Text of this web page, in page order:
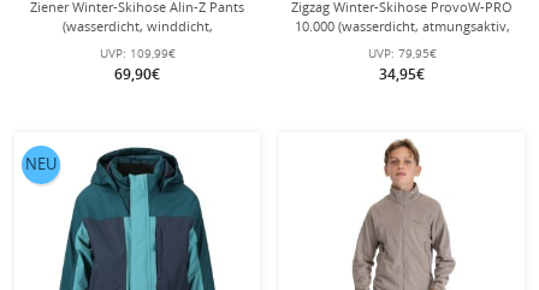
Ziener Winter-Skihose Alin-Z Pants
(wasserdicht, winddicht,
Schneefang, schmal) 2025 navyblau
Mädchen/Kinder
UVP: 109,99€
69,90€
Zigzag Winter-Skihose ProvoW-PRO
10.000 (wasserdicht, atmungsaktiv,
Schneefang) pink Kinder
UVP: 79,95€
34,95€
NEU